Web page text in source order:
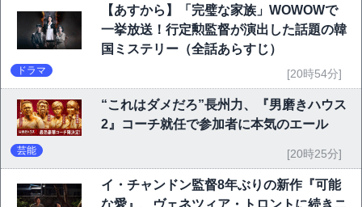
【あすから】「完璧な家族」WOWOWで
一挙放送！行定勲監督が演出した話題の韓
国ミステリー（全話あらすじ）
ドラマ [20時54分]
“これはダメだろ”長州力、『男磨きハウス
2』コーチ就任で参加者に本気のエール
芸能 [20時25分]
イ・チャンドン監督8年ぶりの新作『可能
な愛』、ヴェネツィア・トロントに続きニ